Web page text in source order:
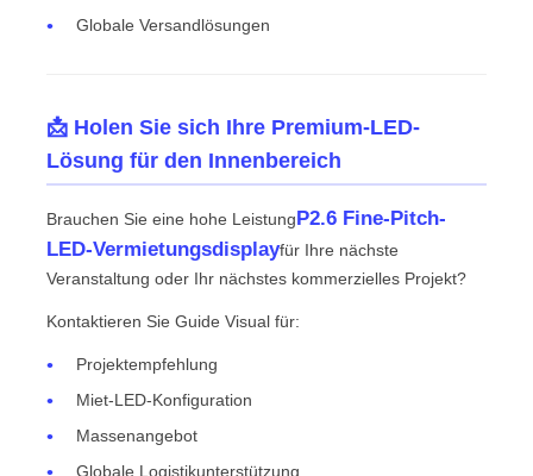
Globale Versandlösungen
📩 Holen Sie sich Ihre Premium-LED-
Lösung für den Innenbereich
Brauchen Sie eine hohe LeistungP2.6 Fine-Pitch-
LED-Vermietungsdisplayfür Ihre nächste
Veranstaltung oder Ihr nächstes kommerzielles Projekt?
Kontaktieren Sie Guide Visual für:
Projektempfehlung
Miet-LED-Konfiguration
Massenangebot
Globale Logistikunterstützung